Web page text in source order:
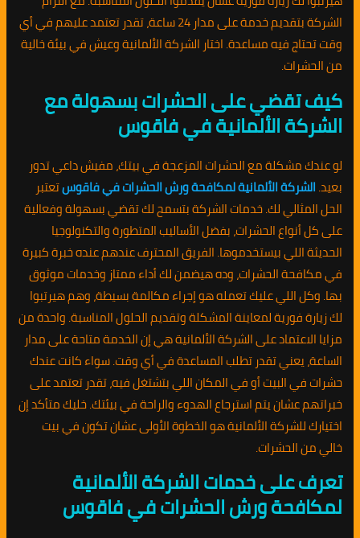
الشركة بتقديم خدمة على مدار 24 ساعة، تقدر تعتمد عليهم في أي
وقت تحتاج فيه مساعدة. اختار الشركة الألمانية وعيش في بيئة خالية
من الحشرات.
كيف تقضي على الحشرات بسهولة مع
الشركة الألمانية في فاقوس
لو عندك مشكلة مع الحشرات المزعجة في بيتك، مفيش داعي تدور
بعيد.الشركة الألمانية لمكافحة ورش الحشرات في فاقوستعتبر
الحل المثالي لك. خدمات الشركة بتسمح لك تقضي بسهولة وفعالية
على كل أنواع الحشرات، بفضل الأساليب المتطورة والتكنولوجيا
الحديثة اللي بيستخدموها. الفريق المحترف عندهم عنده خبرة كبيرة
في مكافحة الحشرات، وده هيضمن لك أداء ممتاز وخدمات موثوق
بها. وكل اللي عليك تعمله هو إجراء مكالمة بسيطة، وهم هيرتبوا
لك زيارة فورية لمعاينة المشكلة وتقديم الحلول المناسبة. واحدة من
مزايا الاعتماد على الشركة الألمانية هي إن الخدمة متاحة على مدار
الساعة، يعني تقدر تطلب المساعدة في أي وقت. سواء كانت عندك
حشرات في البيت أو في المكان اللي بتشتغل فيه، تقدر تعتمد على
خبراتهم عشان يتم استرجاع الهدوء والراحة في بيئتك. خليك متأكد إن
اختيارك للشركة الألمانية هو الخطوة الأولى عشان تكون في بيت
خالي من الحشرات.
تعرف على خدمات الشركة الألمانية
لمكافحة ورش الحشرات في فاقوس